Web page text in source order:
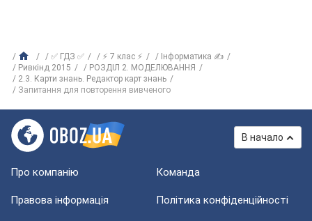
✅ ГДЗ ✅ ⚡ 7 клас ⚡
Інформатика ✍
Ривкінд 2015
РОЗДІЛ 2. МОДЕЛЮВАННЯ
2.3. Карти знань. Редактор карт знань
Запитання для повторення вивченого
В начало
Про компанію Команда
Правова інформація Політика конфіденційності